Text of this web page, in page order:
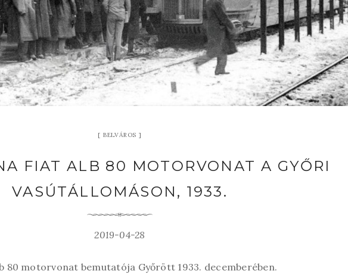
BELVÁROS
FIAT ALB 80 MOTORVONAT A GYŐRI
VASÚTÁLLOMÁSON, 1933.
2019-04-28
80 motorvonat bemutatója Győrött 1933. decemberében.